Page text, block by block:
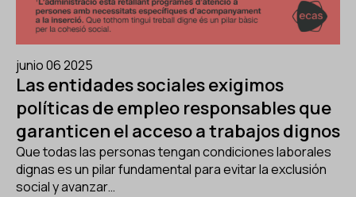
junio 06 2025
Las entidades sociales exigimos
políticas de empleo responsables que
garanticen el acceso a trabajos dignos
Que todas las personas tengan condiciones laborales
dignas es un pilar fundamental para evitar la exclusión
social y avanzar…